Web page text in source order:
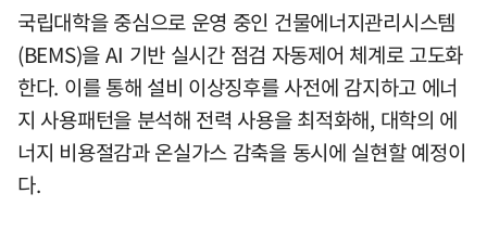
국립대학을 중심으로 운영 중인 건물에너지관리시스템
(BEMS)을 AI 기반 실시간 점검 자동제어 체계로 고도화
한다. 이를 통해 설비 이상징후를 사전에 감지하고 에너
지 사용패턴을 분석해 전력 사용을 최적화해, 대학의 에
너지 비용절감과 온실가스 감축을 동시에 실현할 예정이
다.